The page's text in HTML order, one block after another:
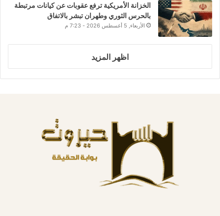
الخزانة الأمريكية ترفع عقوبات عن كيانات مرتبطة
بالحرس الثوري وطهران تبشر بالاتفاق
الأربعاء, 5 أغسطس 2026 - 7:23 م
اظهر المزيد